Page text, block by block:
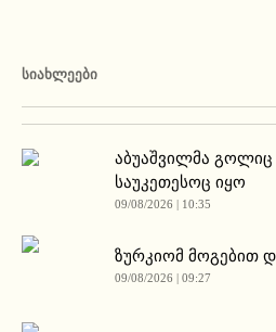
ᲡᲘᲐᲮᲚᲔᲔᲑᲘ
აბუაშვილმა გოლიც
საუკეთესოც იყო
09/08/2026 | 10:35
ზურკიომ მოგებით
09/08/2026 | 09:27